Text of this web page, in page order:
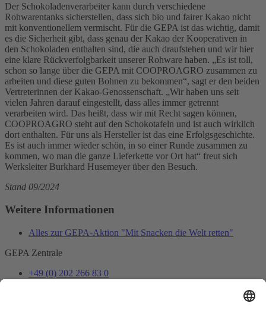
Der Schokoladenverarbeiter kann durch verschiedene
Rohwarentanks sicherstellen, dass sich bio und fairer Kakao nicht
mit konventionellem vermischt. Für die GEPA ist das wichtig, damit
es die Sicherheit gibt, dass genau der Kakao der Kooperativen in
den Schokoladen enthalten sind, die auch draufstehen und wir hier
eine klare Rückverfolgbarkeit unserer Rohware haben. „Es ist toll,
schon so lange über die GEPA mit COOPROAGRO zusammen zu
arbeiten und diese guten Bohnen zu bekommen“, sagt er den beiden
Vertreterinnen der Kakao-Genossenschaft. „Wir haben uns seit
vielen Jahren darauf eingestellt, dass alles immer getrennt
verarbeiten wird. Das heißt, dass wir mit Recht sagen können,
COOPROAGRO steht auf den Schokotafeln und ist auch wirklich
dort enthalten. Für uns als Hersteller ist das eine Erfolgsgeschichte.
Es ist auch immer wieder schön, in so einer Runde zusammen zu
kommen, wo man die ganze Lieferkette vor Ort hat“ freut sich
Werksleiter Burkhard Husemeyer über den Besuch.
Stand 09/2024
Weitere Informationen
Alles zur GEPA-Aktion "Mit Snacken die Welt retten"
GEPA Zentrale
+49 (0) 202 266 83 0